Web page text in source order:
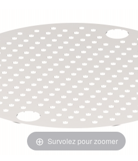
Survolez pour zoomer